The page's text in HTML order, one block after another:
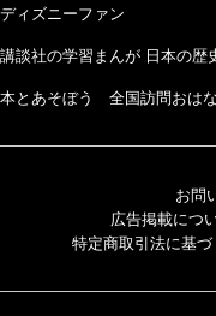
ディズニーファン
講談社の学習まんが 日本の歴
本とあそぼう 全国訪問おは
お問
広告掲載につ
特定商取引法に基